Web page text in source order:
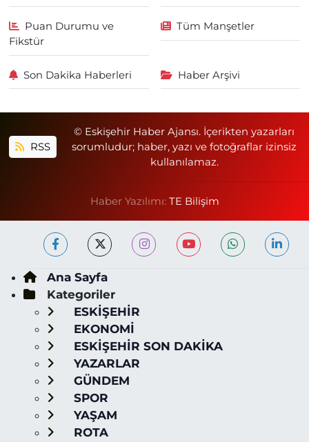
Puan Durumu ve
Fikstür
Tüm Manşetler
Son Dakika Haberleri Haber Arşivi
RSS
© Eskişehir Haber Ajansı. İçerikten yazarları
sorumludur; haber, yazı ve fotoğraflar izinsiz
kullanılamaz.
Haber Yazılımı: TE Bilişim
Ana Sayfa
Kategoriler
ESKİŞEHİR
EKONOMİ
ESKİŞEHİR SON DAKİKA
YAZARLAR
GÜNDEM
SPOR
YAŞAM
ROTA